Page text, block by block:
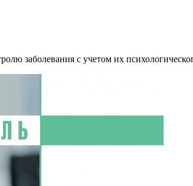
заболевания с учетом их